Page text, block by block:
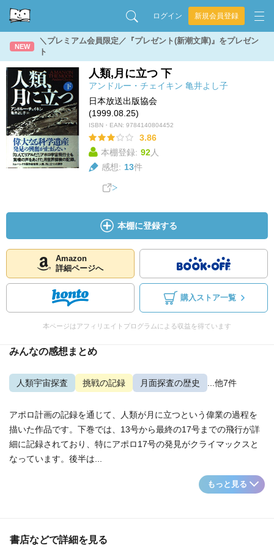
ログイン 新規会員登録
NEW
＼プレミアム会員限定／『プレゼント(新潮文庫)』をプレゼン
ト
人類,月に立つ 下
アンドルー・チェイキン 亀井よし子
日本放送出版協会
(1999.08.25)
ISBN・EAN: 9784140804452
3.86
本棚登録: 92人
感想: 13件
本棚に登録する
Amazon
詳細ページへ
購入ストア一覧
本ページはアフィリエイトプログラムによる収益を得ています
みんなの感想まとめ
人類宇宙探査 挑戦の記録 月面探査の歴史 ...他7件
アポロ計画の記録を通じて、人類が月に立つという偉業の過程を
描いた作品です。下巻では、13号から最終の17号までの飛行が詳
細に記録されており、特にアポロ17号の発見がクライマックスと
なっています。後半は...
もっと見る
書店などで詳細を見る